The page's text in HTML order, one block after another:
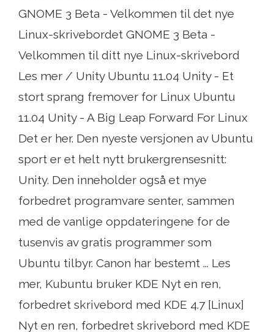
GNOME 3 Beta - Velkommen til det nye
Linux-skrivebordet GNOME 3 Beta -
Velkommen til ditt nye Linux-skrivebord
Les mer / Unity Ubuntu 11.04 Unity - Et
stort sprang fremover for Linux Ubuntu
11.04 Unity - A Big Leap Forward For Linux
Det er her. Den nyeste versjonen av Ubuntu
sport er et helt nytt brukergrensesnitt:
Unity. Den inneholder også et mye
forbedret programvare senter, sammen
med de vanlige oppdateringene for de
tusenvis av gratis programmer som
Ubuntu tilbyr. Canon har bestemt ... Les
mer, Kubuntu bruker KDE Nyt en ren,
forbedret skrivebord med KDE 4.7 [Linux]
Nyt en ren, forbedret skrivebord med KDE